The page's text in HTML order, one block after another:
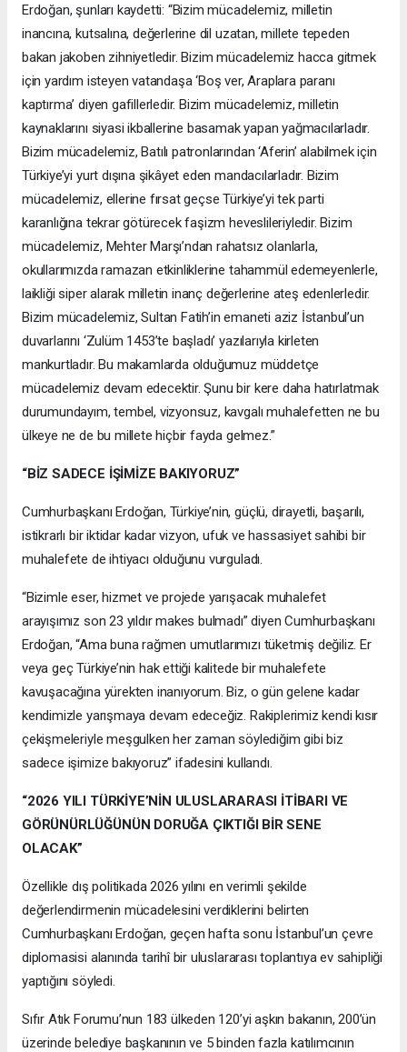
Erdoğan, şunları kaydetti: “Bizim mücadelemiz, milletin
inancına, kutsalına, değerlerine dil uzatan, millete tepeden
bakan jakoben zihniyetledir. Bizim mücadelemiz hacca gitmek
için yardım isteyen vatandaşa ‘Boş ver, Araplara paranı
kaptırma’ diyen gafillerledir. Bizim mücadelemiz, milletin
kaynaklarını siyasi ikballerine basamak yapan yağmacılarladır.
Bizim mücadelemiz, Batılı patronlarından ‘Aferin’ alabilmek için
Türkiye’yi yurt dışına şikâyet eden mandacılarladır. Bizim
mücadelemiz, ellerine fırsat geçse Türkiye’yi tek parti
karanlığına tekrar götürecek faşizm heveslileriyledir. Bizim
mücadelemiz, Mehter Marşı’ndan rahatsız olanlarla,
okullarımızda ramazan etkinliklerine tahammül edemeyenlerle,
laikliği siper alarak milletin inanç değerlerine ateş edenlerledir.
Bizim mücadelemiz, Sultan Fatih’in emaneti aziz İstanbul’un
duvarlarını ‘Zulüm 1453’te başladı’ yazılarıyla kirleten
mankurtladır. Bu makamlarda olduğumuz müddetçe
mücadelemiz devam edecektir. Şunu bir kere daha hatırlatmak
durumundayım, tembel, vizyonsuz, kavgalı muhalefetten ne bu
ülkeye ne de bu millete hiçbir fayda gelmez.”
“BİZ SADECE İŞİMİZE BAKIYORUZ”
Cumhurbaşkanı Erdoğan, Türkiye’nin, güçlü, dirayetli, başarılı,
istikrarlı bir iktidar kadar vizyon, ufuk ve hassasiyet sahibi bir
muhalefete de ihtiyacı olduğunu vurguladı.
“Bizimle eser, hizmet ve projede yarışacak muhalefet
arayışımız son 23 yıldır makes bulmadı” diyen Cumhurbaşkanı
Erdoğan, “Ama buna rağmen umutlarımızı tüketmiş değiliz. Er
veya geç Türkiye’nin hak ettiği kalitede bir muhalefete
kavuşacağına yürekten inanıyorum. Biz, o gün gelene kadar
kendimizle yarışmaya devam edeceğiz. Rakiplerimiz kendi kısır
çekişmeleriyle meşgulken her zaman söylediğim gibi biz
sadece işimize bakıyoruz” ifadesini kullandı.
“2026 YILI TÜRKİYE’NİN ULUSLARARASI İTİBARI VE
GÖRÜNÜRLÜĞÜNÜN DORUĞA ÇIKTIĞI BİR SENE
OLACAK”
Özellikle dış politikada 2026 yılını en verimli şekilde
değerlendirmenin mücadelesini verdiklerini belirten
Cumhurbaşkanı Erdoğan, geçen hafta sonu İstanbul’un çevre
diplomasisi alanında tarihî bir uluslararası toplantıya ev sahipliği
yaptığını söyledi.
Sıfır Atık Forumu’nun 183 ülkeden 120’yi aşkın bakanın, 200’ün
üzerinde belediye başkanının ve 5 binden fazla katılımcının